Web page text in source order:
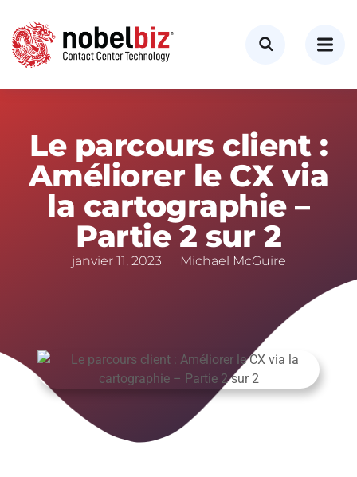
Le parcours client :
Améliorer le CX via
la cartographie –
Partie 2 sur 2
janvier 11, 2023 Michael McGuire